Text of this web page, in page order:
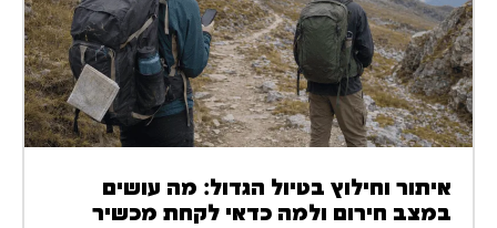
איתור וחילוץ בטיול הגדול: מה עושים
במצב חירום ולמה כדאי לקחת מכשיר